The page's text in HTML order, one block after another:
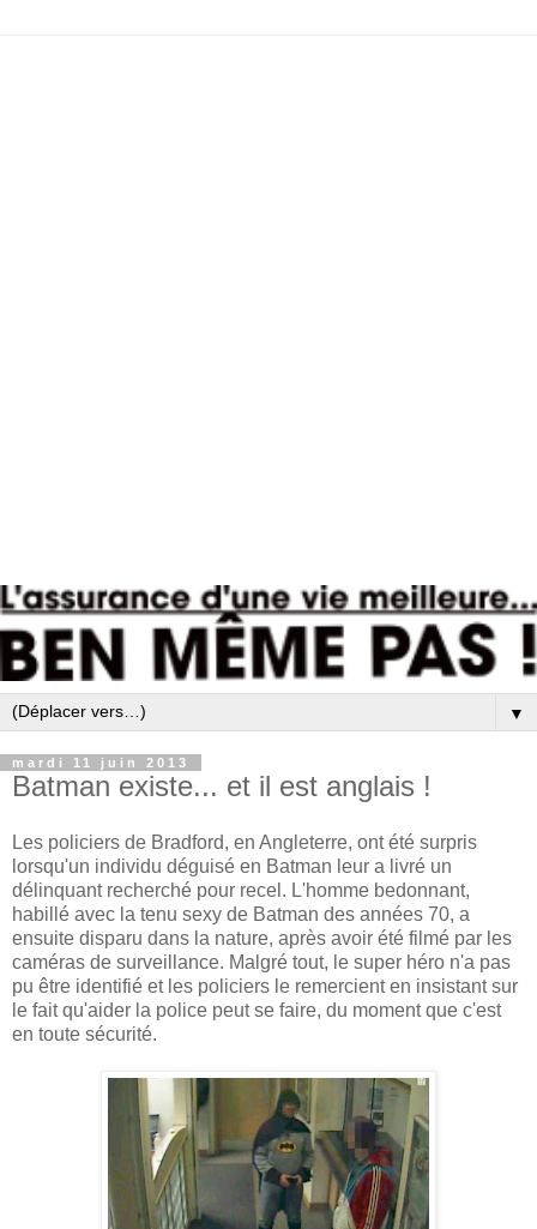
▼
mardi 11 juin 2013
Batman existe... et il est anglais !
Les policiers de Bradford, en Angleterre, ont été surpris
lorsqu'un individu déguisé en Batman leur a livré un
délinquant recherché pour recel. L'homme bedonnant,
habillé avec la tenu sexy de Batman des années 70, a
ensuite disparu dans la nature, après avoir été filmé par les
caméras de surveillance. Malgré tout, le super héro n'a pas
pu être identifié et les policiers le remercient en insistant sur
le fait qu'aider la police peut se faire, du moment que c'est
en toute sécurité.